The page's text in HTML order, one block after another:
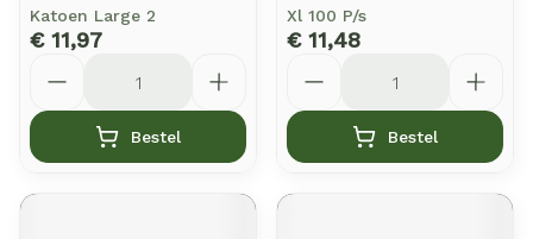
Katoen Large 2
€ 11,97
Bestel
Xl 100 P/s
€ 11,48
Bestel